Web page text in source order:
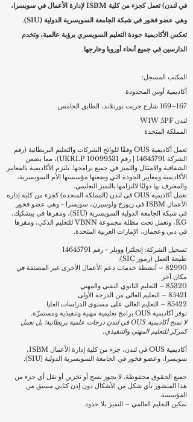
في لندن) تعمل كجزء من كلية ISBM لإدارة الأعمال في سويسرا،
وهي عضو فخور في شبكة الجامعة السويسرية الدولية (SIU).
تعكس الأكاديمية جودة التعليم السويسري برؤية عالمية، وتخدم
الدارسين في جميع أنحاء أوروبا وخارجها.
المكتب المسجل:
أكاديمية أوس المحدودة
167–169 شارع جريت بورتلاند، الطابق الخامس
لندن W1W 5PF
المملكة المتحدة
تعمل أكاديمية OUS وفقًا للوائح الشركات والتعليم البريطانية (رقم
الشركة 14645791 | رقم UKRLP 10099531)
، مما يضمن
الشفافية والامتثال والتميز في جميع برامجها. تلتزم الأكاديمية بالمعايير
الأكاديمية ومعايير الجودة التي وضعتها مؤسستها الأم السويسرية،
والمعترف بها دوليًا لالتزامها بالتميز التعليمي.
تعمل أكاديمية OUS في لندن (المملكة المتحدة) كجزء من كلية إدارة
الأعمال ISBM في زيورخ ولوسيرن، سويسرا - وهي عضو فخور
في شبكة الجامعة الدولية السويسرية (SIU)، ومقرها في بيشكيك،
KG، وتعمل تحت مظلة مجموعة VBNN للتعليم الذكي، ومقرها
في دبي وعجمان، الإمارات العربية المتحدة.
تسجيل الشركة: إنجلترا وويلز - رقم 14645791
طبيعة العمل (رموز SIC):
82990 – أنشطة خدمات دعم الأعمال الأخرى غير المصنفة في
مكان آخر
85320 – التعليم الثانوي التقني والمهني
85421 – التعليم العالي من الدرجة الأولى
85422 – التعليم العالي على مستوى الدراسات العليا
توفر أكاديمية OUS برامج تعليمية مهنية وتنفيذية ومستمرّة.
لا تمنح أكاديمية OUS في لندن درجات علمية بريطانية؛ بل تعمل
كمركز للتعليم المهني والتنفيذي.
أكاديمية OUS في لندن، جزء من كلية إدارة الأعمال ISBM،
سويسرا، وعضو فخور في الجامعة السويسرية الدولية (SIU).
جميع الحقوق محفوظة. لا يجوز نسخ أو تخزين أو نقل أي جزء من
هذا المنشور بأي شكل من الأشكال دون إذن كتابي مسبق من
المؤسسة.
تمكين التعليم العالمي – التميز بلا حدود.